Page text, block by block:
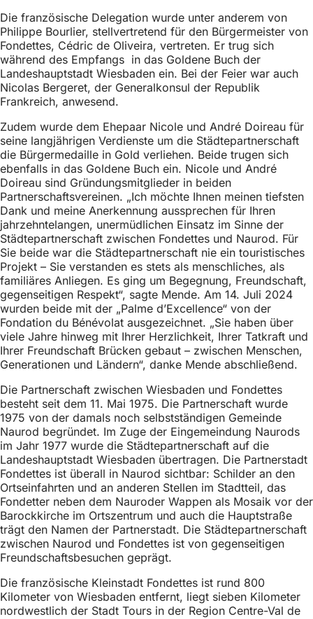
Die französische Delegation wurde unter anderem von
Philippe Bourlier, stellvertretend für den Bürgermeister von
Fondettes, Cédric de Oliveira, vertreten. Er trug sich
während des Empfangs in das Goldene Buch der
Landeshauptstadt Wiesbaden ein. Bei der Feier war auch
Nicolas Bergeret, der Generalkonsul der Republik
Frankreich, anwesend.
Zudem wurde dem Ehepaar Nicole und André Doireau für
seine langjährigen Verdienste um die Städtepartnerschaft
die Bürgermedaille in Gold verliehen. Beide trugen sich
ebenfalls in das Goldene Buch ein. Nicole und André
Doireau sind Gründungsmitglieder in beiden
Partnerschaftsvereinen. „Ich möchte Ihnen meinen tiefsten
Dank und meine Anerkennung aussprechen für Ihren
jahrzehntelangen, unermüdlichen Einsatz im Sinne der
Städtepartnerschaft zwischen Fondettes und Naurod. Für
Sie beide war die Städtepartnerschaft nie ein touristisches
Projekt – Sie verstanden es stets als menschliches, als
familiäres Anliegen. Es ging um Begegnung, Freundschaft,
gegenseitigen Respekt“, sagte Mende. Am 14. Juli 2024
wurden beide mit der „Palme d’Excellence“ von der
Fondation du Bénévolat ausgezeichnet. „Sie haben über
viele Jahre hinweg mit Ihrer Herzlichkeit, Ihrer Tatkraft und
Ihrer Freundschaft Brücken gebaut – zwischen Menschen,
Generationen und Ländern“, danke Mende abschließend.
Die Partnerschaft zwischen Wiesbaden und Fondettes
besteht seit dem 11. Mai 1975. Die Partnerschaft wurde
1975 von der damals noch selbstständigen Gemeinde
Naurod begründet. Im Zuge der Eingemeindung Naurods
im Jahr 1977 wurde die Städtepartnerschaft auf die
Landeshauptstadt Wiesbaden übertragen. Die Partnerstadt
Fondettes ist überall in Naurod sichtbar: Schilder an den
Ortseinfahrten und an anderen Stellen im Stadtteil, das
Fondetter neben dem Nauroder Wappen als Mosaik vor der
Barockkirche im Ortszentrum und auch die Hauptstraße
trägt den Namen der Partnerstadt. Die Städtepartnerschaft
zwischen Naurod und Fondettes ist von gegenseitigen
Freundschaftsbesuchen geprägt.
Die französische Kleinstadt Fondettes ist rund 800
Kilometer von Wiesbaden entfernt, liegt sieben Kilometer
nordwestlich der Stadt Tours in der Region Centre-Val de